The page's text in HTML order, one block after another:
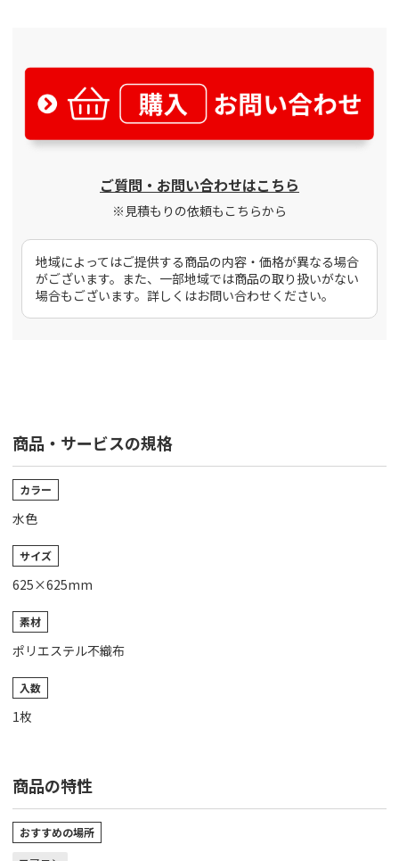
ご質問・お問い合わせはこちら
※見積もりの依頼もこちらから
地域によってはご提供する商品の内容・価格が異なる場合
がございます。また、一部地域では商品の取り扱いがない
場合もございます。詳しくはお問い合わせください。
商品・サービスの規格
カラー
水色
サイズ
625×625mm
素材
ポリエステル不織布
入数
1枚
商品の特性
おすすめの場所